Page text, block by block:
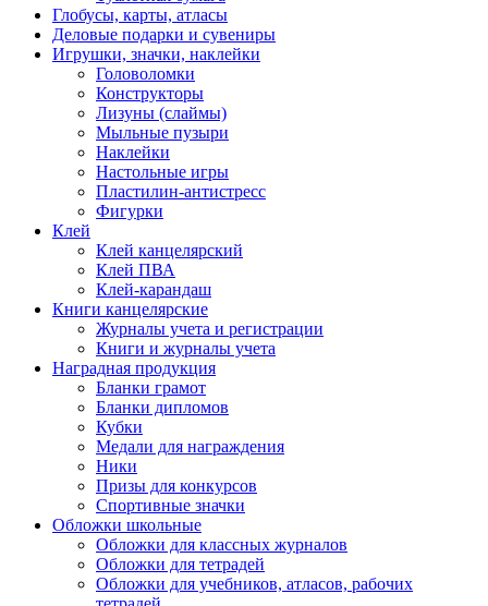
Глобусы, карты, атласы
Деловые подарки и сувениры
Игрушки, значки, наклейки
Головоломки
Конструкторы
Лизуны (слаймы)
Мыльные пузыри
Наклейки
Настольные игры
Пластилин-антистресс
Фигурки
Клей
Клей канцелярский
Клей ПВА
Клей-карандаш
Книги канцелярские
Журналы учета и регистрации
Книги и журналы учета
Наградная продукция
Бланки грамот
Бланки дипломов
Кубки
Медали для награждения
Ники
Призы для конкурсов
Спортивные значки
Обложки школьные
Обложки для классных журналов
Обложки для тетрадей
Обложки для учебников, атласов, рабочих